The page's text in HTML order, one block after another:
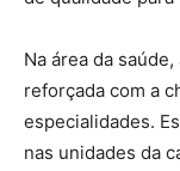
Na área da
reforçada com a
especialidades.
nas unidades da